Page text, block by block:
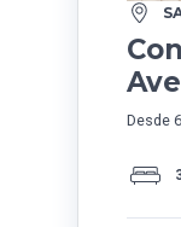
Desde